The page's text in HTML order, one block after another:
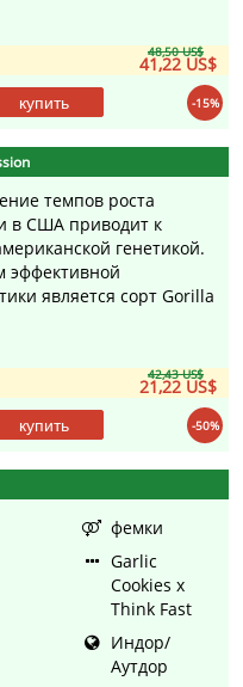
48,50 US$
41,22 US$
-15%
купить
темпов роста
в США приводит к
генетикой.
является сорт Gorilla
42,43 US$
21,22 US$
-50%
купить
фемки
Garlic
Cookies x
Think Fast
Индор/
Аутдор